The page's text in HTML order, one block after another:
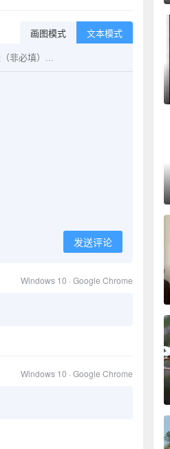
画图模式 文本模式
发送评论
Windows 10 · Google Chrome
Windows 10 · Google Chrome